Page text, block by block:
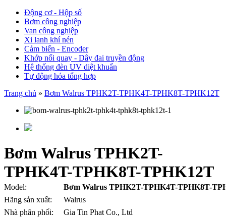
Động cơ - Hộp số
Bơm công nghiệp
Van công nghiệp
Xi lanh khí nén
Cảm biến - Encoder
Khớp nối quay - Dây đai truyền động
Hệ thống đèn UV diệt khuẩn
Tự động hóa tổng hợp
Trang chủ » Bơm Walrus TPHK2T-TPHK4T-TPHK8T-TPHK12T
Bơm Walrus TPHK2T-
TPHK4T-TPHK8T-TPHK12T
Model:
Bơm Walrus TPHK2T-TPHK4T-TPHK8T-
Hãng sản xuất:
Walrus
Nhà phân phối:
Gia Tin Phat Co., Ltd